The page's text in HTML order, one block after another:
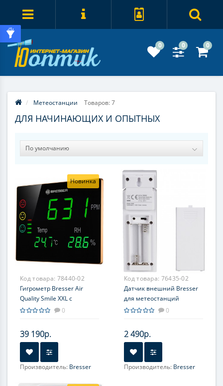
0 0 0
Метеостанции Товаров: 7
ДЛЯ НАЧИНАЮЩИХ И ОПЫТНЫХ
Новинка
Код товара: 78440-02
Гигрометр Bresser Air
Quality Smile XXL с
датчиком CO20
39 190р.
Производитель: Bresser
Код товара: 76435-02
Датчик внешний Bresser
для метеостанций
0
2 490р.
Производитель: Bresser